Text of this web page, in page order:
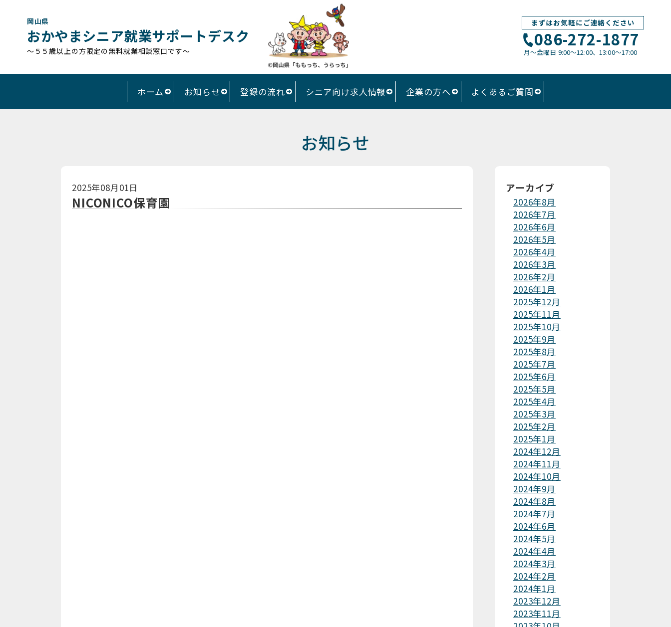
岡山県
おかやまシニア就業サポートデスク
～５５歳以上の方限定の無料就業相談窓口です～
まずはお気軽にご連絡ください
086-272-1877
月〜金曜日 9:00～12:00、13:00〜17:00
ホーム お知らせ 登録の流れ シニア向け求人情報 企業の方へ よくあるご質問
お知らせ
2025年08月01日
NICONICO保育園
アーカイブ
2026年8月
2026年7月
2026年6月
2026年5月
2026年4月
2026年3月
2026年2月
2026年1月
2025年12月
2025年11月
2025年10月
2025年9月
2025年8月
2025年7月
2025年6月
2025年5月
2025年4月
2025年3月
2025年2月
2025年1月
2024年12月
2024年11月
2024年10月
2024年9月
2024年8月
2024年7月
2024年6月
2024年5月
2024年4月
2024年3月
2024年2月
2024年1月
2023年12月
2023年11月